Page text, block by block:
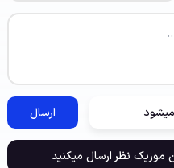
ارسال
موزیک نظر ارسال میکنید